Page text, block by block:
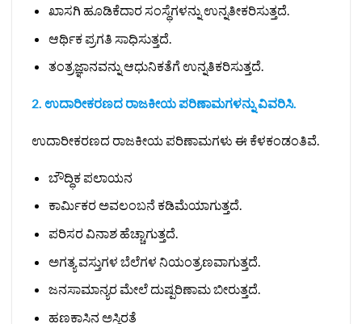
ಖಾಸಗಿ ಹೂಡಿಕೆದಾರ ಸಂಸ್ಥೆಗಳನ್ನು ಉನ್ನತೀಕರಿಸುತ್ತದೆ.
ಆರ್ಥಿಕ ಪ್ರಗತಿ ಸಾಧಿಸುತ್ತದೆ.
ತಂತ್ರಜ್ಞಾನವನ್ನು ಆಧುನಿಕತೆಗೆ ಉನ್ನತಿಕರಿಸುತ್ತದೆ.
2. ಉದಾರೀಕರಣದ ರಾಜಕೀಯ ಪರಿಣಾಮಗಳನ್ನು ವಿವರಿಸಿ.
ಉದಾರೀಕರಣದ ರಾಜಕೀಯ ಪರಿಣಾಮಗಳು ಈ ಕೆಳಕಂಡಂತಿವೆ.
ಬೌದ್ಧಿಕ ಪಲಾಯನ
ಕಾರ್ಮಿಕರ ಅವಲಂಬನೆ ಕಡಿಮೆಯಾಗುತ್ತದೆ.
ಪರಿಸರ ವಿನಾಶ ಹೆಚ್ಚಾಗುತ್ತದೆ.
ಅಗತ್ಯ ವಸ್ತುಗಳ ಬೆಲೆಗಳ ನಿಯಂತ್ರಣವಾಗುತ್ತದೆ.
ಜನಸಾಮಾನ್ಯರ ಮೇಲೆ ದುಷ್ಪರಿಣಾಮ ಬೀರುತ್ತದೆ.
ಹಣಕಾಸಿನ ಅಸ್ಥಿರತೆ